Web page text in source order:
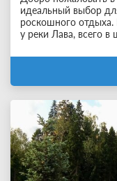
идеальный выбор
роскошного
у реки Лава, всего в